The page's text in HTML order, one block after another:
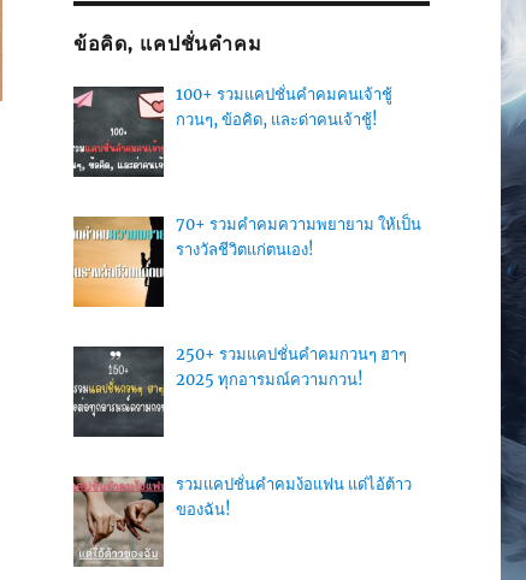
ข้อคิด, แคปชั่นคำคม
100+ รวมแคปชั่นคำคมคนเจ้าชู้
กวนๆ, ข้อคิด, และด่าคนเจ้าชู้!
70+ รวมคำคมความพยายาม ให้เป็น
รางวัลชีวิตแก่ตนเอง!
250+ รวมแคปชั่นคำคมกวนๆ ฮาๆ
2025 ทุกอารมณ์ความกวน!
รวมแคปชั่นคำคมง้อแฟน แด่ไอ้ต้าว
ของฉัน!